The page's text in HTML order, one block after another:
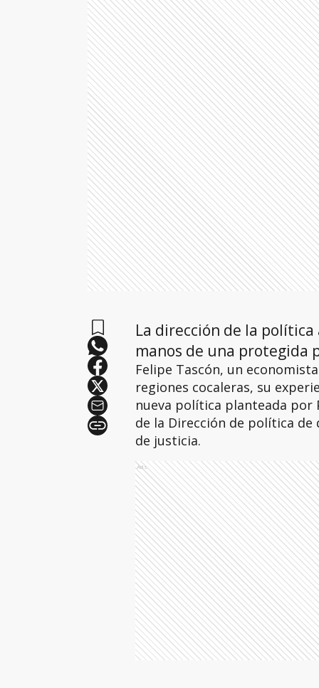
La dirección de la
manos de una protegida
Felipe Tascón, un
regiones cocaleras, su
nueva política planteada
de la Dirección de política
de justicia.
Ads